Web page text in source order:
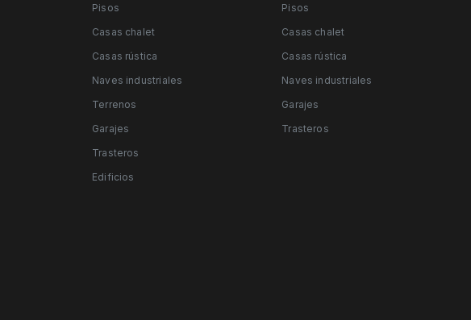
Pisos
Casas chalet
Casas rústica
Naves industriales
Terrenos
Garajes
Trasteros
Edificios
Pisos
Casas chalet
Casas rústica
Naves industriales
Garajes
Trasteros